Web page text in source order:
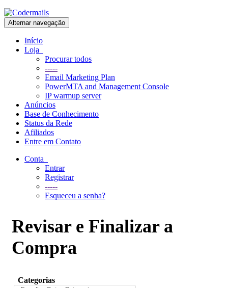
Alternar navegação
Início
Loja
Procurar todos
-----
Email Marketing Plan
PowerMTA and Management Console
IP warmup server
Anúncios
Base de Conhecimento
Status da Rede
Afiliados
Entre em Contato
Conta
Entrar
Registrar
-----
Esqueceu a senha?
Revisar e Finalizar a
Compra
Categorias